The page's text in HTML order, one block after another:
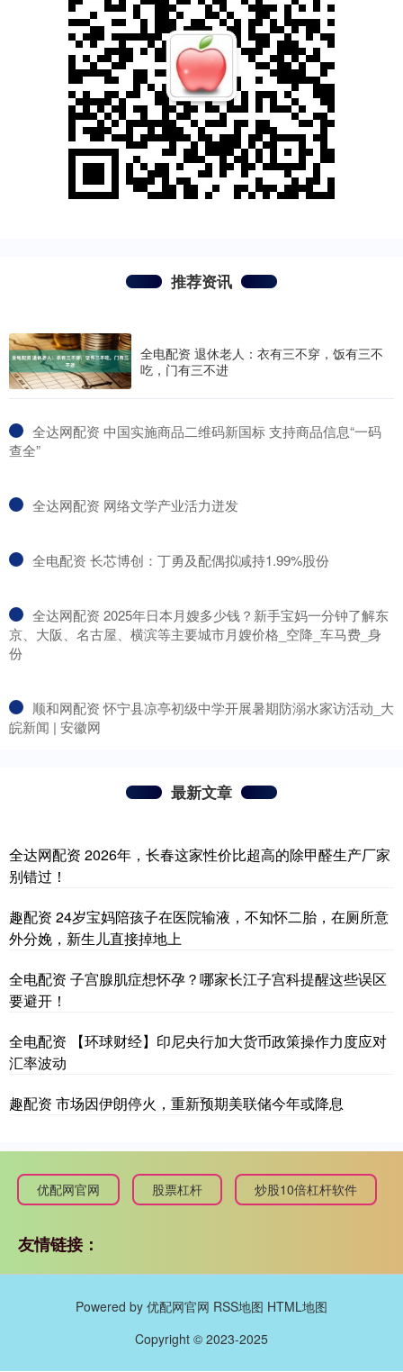
推荐资讯
全电配资 退休老人：衣有三不穿，饭有三不
吃，门有三不进
​全达网配资 中国实施商品二维码新国标 支持商品信息“一码
查全”
​全达网配资 网络文学产业活力迸发
​全电配资 长芯博创：丁勇及配偶拟减持1.99%股份
​全达网配资 2025年日本月嫂多少钱？新手宝妈一分钟了解东
京、大阪、名古屋、横滨等主要城市月嫂价格_空降_车马费_身
份
​顺和网配资 怀宁县凉亭初级中学开展暑期防溺水家访活动_大
皖新闻 | 安徽网
最新文章
全达网配资 2026年，长春这家性价比超高的除甲醛生产厂家
别错过！
趣配资 24岁宝妈陪孩子在医院输液，不知怀二胎，在厕所意
外分娩，新生儿直接掉地上
全电配资 子宫腺肌症想怀孕？哪家长江子宫科提醒这些误区
要避开！
全电配资 【环球财经】印尼央行加大货币政策操作力度应对
汇率波动
趣配资 市场因伊朗停火，重新预期美联储今年或降息
优配网官网 股票杠杆 炒股10倍杠杆软件
友情链接：
Powered by 优配网官网 RSS地图 HTML地图
Copyright © 2023-2025